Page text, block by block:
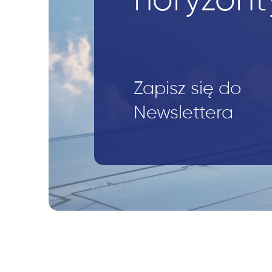
Zapisz się do
Newslettera